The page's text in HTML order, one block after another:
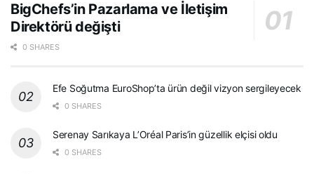
BigChefs’in Pazarlama ve İletişim
Direktörü değişti
0 SHARES
Efe Soğutma EuroShop’ta ürün değil vizyon sergileyecek
0 SHARES
Serenay Sarıkaya L’Oréal Paris’in güzellik elçisi oldu
0 SHARES